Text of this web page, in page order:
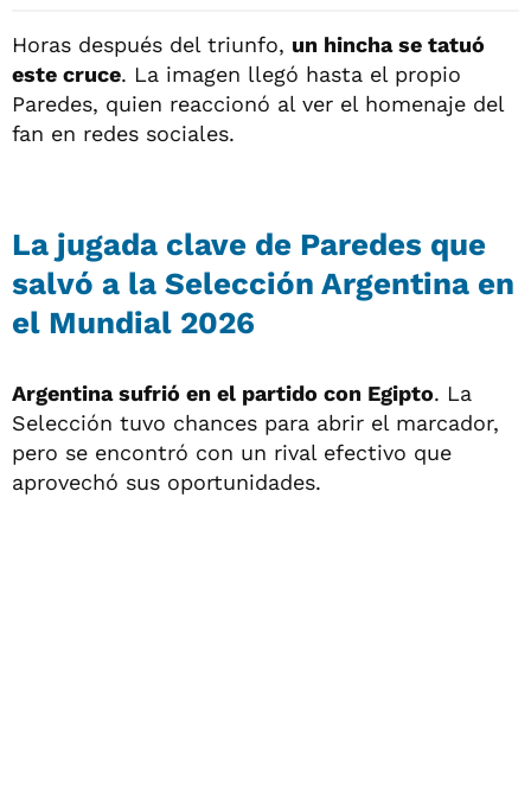
Horas después del triunfo, un hincha se tatuó
este cruce. La imagen llegó hasta el propio
Paredes, quien reaccionó al ver el homenaje del
fan en redes sociales.
La jugada clave de Paredes que
salvó a la Selección Argentina en
el Mundial 2026
Argentina sufrió en el partido con Egipto. La
Selección tuvo chances para abrir el marcador,
pero se encontró con un rival efectivo que
aprovechó sus oportunidades.